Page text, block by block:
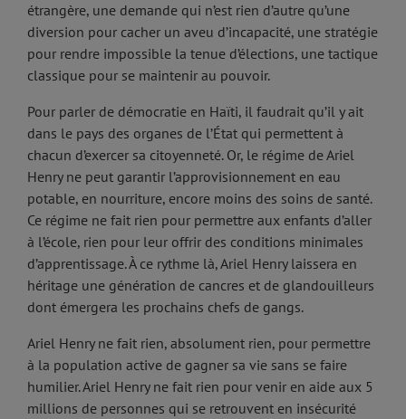
étrangère, une demande qui n’est rien d’autre qu’une
diversion pour cacher un aveu d’incapacité, une stratégie
pour rendre impossible la tenue d’élections, une tactique
classique pour se maintenir au pouvoir.
Pour parler de démocratie en Haïti, il faudrait qu’il y ait
dans le pays des organes de l’État qui permettent à
chacun d’exercer sa citoyenneté. Or, le régime de Ariel
Henry ne peut garantir l’approvisionnement en eau
potable, en nourriture, encore moins des soins de santé.
Ce régime ne fait rien pour permettre aux enfants d’aller
à l’école, rien pour leur offrir des conditions minimales
d’apprentissage. À ce rythme là, Ariel Henry laissera en
héritage une génération de cancres et de glandouilleurs
dont émergera les prochains chefs de gangs.
Ariel Henry ne fait rien, absolument rien, pour permettre
à la population active de gagner sa vie sans se faire
humilier. Ariel Henry ne fait rien pour venir en aide aux 5
millions de personnes qui se retrouvent en insécurité